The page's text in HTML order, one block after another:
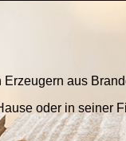
aus
oder in seiner